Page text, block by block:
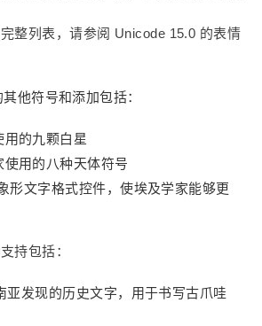
整列表，请参阅 Unicode 15.0 的表情
他符号和添加包括：
用的九颗白星
用的八种天体符号
形文字格式控件，使埃及学家能够更
持包括：
亚发现的历史文字，用于书写古爪哇